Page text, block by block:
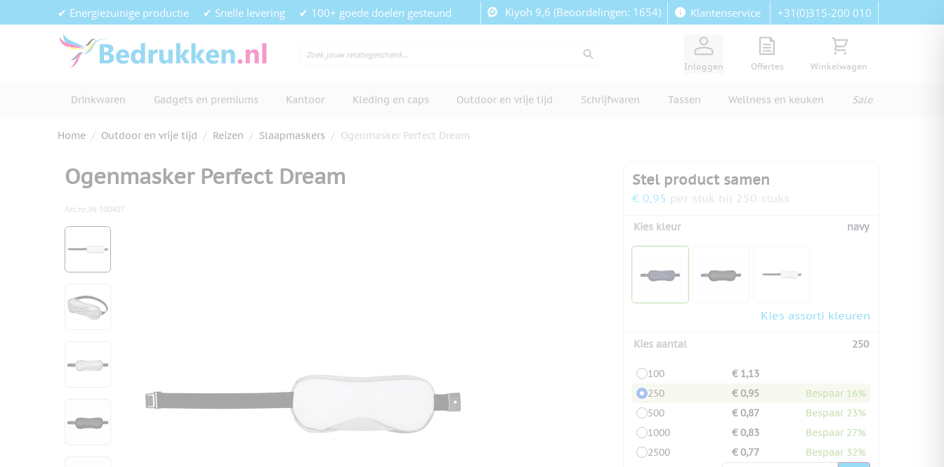
Ga naar de inhoud✔ Energiezuinige productie ✔ Snelle levering ✔ 100+ goede doelen gesteund Kiyoh 9,6 (Beoordelingen: 1654) Klantenservice +31(0)315-200 010
Inloggen
View quote, Quote is empty
Offertes
Bekijk winkelwagen,
Winkelwagen
Drinkwaren Gadgets en premiums Kantoor Kleding en caps Outdoor en vrije tijd Schrijfwaren Tassen Wellness en keuken Sale
Home / Outdoor en vrije tijd / Reizen / Slaapmaskers / Ogenmasker Perfect Dream
Ogenmasker Perfect Dream
Art.nr.IN-100407
View larger image
View larger image
Stel product samen
€ 0,95 per stuk bij 250 stuks
Kies kleur navy
Kies assorti kleuren
Kies aantal 250
100
€ 1,13
250
€ 0,95
Bespaar 16%
500
€ 0,87
Bespaar 23%
1000
€ 0,83
Bespaar 27%
2500
€ 0,77
Bespaar 32%